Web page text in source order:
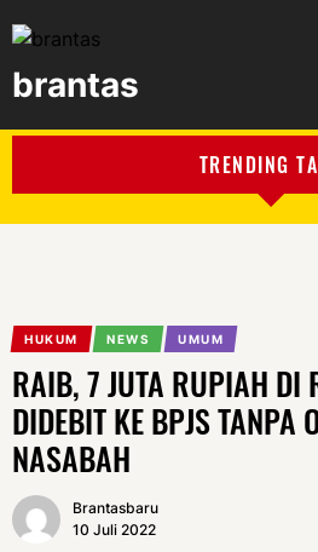
brantas
TRENDING
HUKUM NEWS UMUM
RAIB, 7 JUTA RUPIAH DI
DIDEBIT KE BPJS TANPA
NASABAH
Brantasbaru
10 Juli 2022